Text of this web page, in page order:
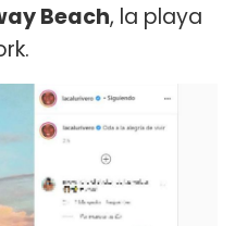
Beach, la playa